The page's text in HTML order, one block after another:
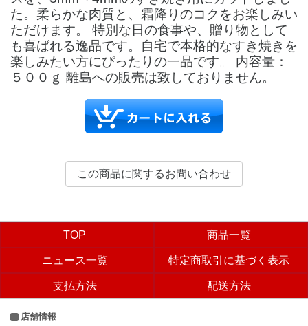
た。柔らかな肉質と、霜降りのコクをお楽しみい
ただけます。 特別な日の食事や、贈り物として
も喜ばれる逸品です。自宅で本格的なすき焼きを
楽しみたい方にぴったりの一品です。 内容量：
５００ｇ 離島への販売は致しておりません。
TOP 商品一覧
ニュース一覧 特定商取引に基づく表示
支払方法 配送方法
店舗情報